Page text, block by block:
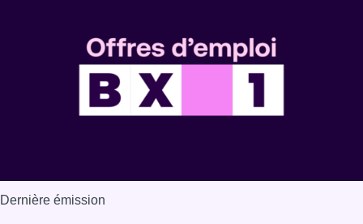
Dernière émission